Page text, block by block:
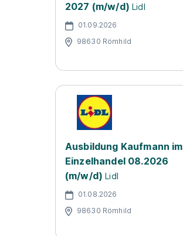
2027 (m/w/d) Lidl
01.09.2026
98630 Römhild
Ausbildung Kaufmann im
Einzelhandel 08.2026
(m/w/d) Lidl
01.08.2026
98630 Römhild